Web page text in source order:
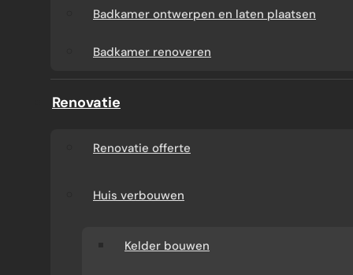
Badkamer ontwerpen en laten plaatsen
Badkamer renoveren
Renovatie
Renovatie offerte
Huis verbouwen
Kelder bouwen